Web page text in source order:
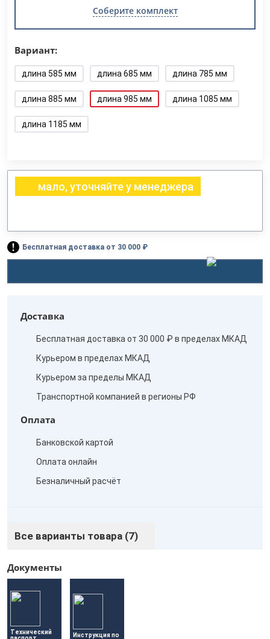
Соберите комплект
Вариант:
длина 585 мм длина 685 мм длина 785 мм
длина 885 мм длина 985 мм длина 1085 мм
длина 1185 мм
мало, уточняйте у менеджера
Бесплатная доставка от 30 000 ₽
Доставка
Бесплатная доставка от 30 000 ₽ в пределах МКАД
Курьером в пределах МКАД
Курьером за пределы МКАД
Транспортной компанией в регионы РФ
Оплата
Банковской картой
Оплата онлайн
Безналичный расчёт
Все варианты товара (7)
Документы
Технический
Инструкция по